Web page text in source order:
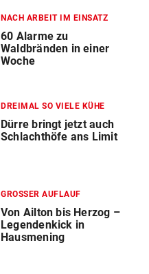
NACH ARBEIT IM EINSATZ
60 Alarme zu
Waldbränden in einer
Woche
DREIMAL SO VIELE KÜHE
Dürre bringt jetzt auch
Schlachthöfe ans Limit
GROSSER AUFLAUF
Von Ailton bis Herzog –
Legendenkick in
Hausmening